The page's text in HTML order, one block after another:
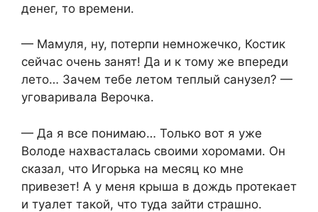
денег, то времени.
— Мамуля, ну, потерпи немножечко, Костик
сейчас очень занят! Да и к тому же впереди
лето… Зачем тебе летом теплый санузел? —
уговаривала Верочка.
— Да я все понимаю… Только вот я уже
Володе нахвасталась своими хоромами. Он
сказал, что Игорька на месяц ко мне
привезет! А у меня крыша в дождь протекает
и туалет такой, что туда зайти страшно.